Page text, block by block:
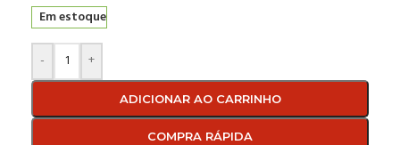
Em estoque
- +
ADICIONAR AO CARRINHO
COMPRA RÁPIDA